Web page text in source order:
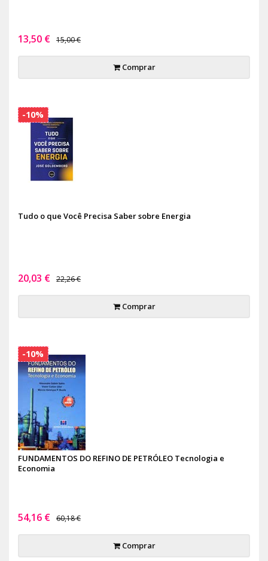
13,50 € 15,00 €
Comprar
Tudo o que Você Precisa Saber sobre Energia
20,03 € 22,26 €
Comprar
-10%
FUNDAMENTOS DO REFINO DE PETRÓLEO Tecnologia e
Economia
54,16 € 60,18 €
Comprar
-10%